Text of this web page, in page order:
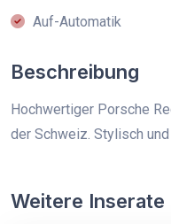
Auf-Automatik
Beschreibung
Hochwertiger Porsche
der Schweiz. Stylisch
Weitere Inserate